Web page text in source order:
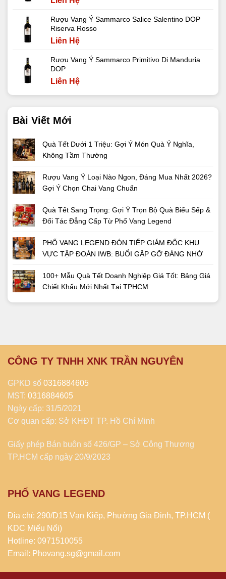
Rượu Vang Ý Sammarco Salice Salentino DOP
Riserva Rosso
Liên Hệ
Rượu Vang Ý Sammarco Primitivo Di Manduria
DOP
Liên Hệ
Bài Viết Mới
Quà Tết Dưới 1 Triệu: Gợi Ý Món Quà Ý Nghĩa,
Không Tầm Thường
Rượu Vang Ý Loại Nào Ngon, Đáng Mua Nhất 2026?
Gợi Ý Chọn Chai Vang Chuẩn
Quà Tết Sang Trọng: Gợi Ý Trọn Bộ Quà Biếu Sếp &
Đối Tác Đẳng Cấp Từ Phố Vang Legend
PHỐ VANG LEGEND ĐÓN TIẾP GIÁM ĐỐC KHU
VỰC TẬP ĐOÀN IWB: BUỔI GẶP GỠ ĐÁNG NHỚ
100+ Mẫu Quà Tết Doanh Nghiệp Giá Tốt: Bảng Giá
Chiết Khấu Mới Nhất Tại TPHCM
CÔNG TY TNHH XNK TRẦN NGUYÊN
GPKD số 0316884605
MST: 0316884605
Ngày cấp: 31/5/2021
Cơ quan cấp: Sở KHĐT TP. Hồ Chí Minh
Giấy phép Bán buôn số 426/GP – Sở Công Thương
TP.HCM cấp ngày 20/9/2023
PHỐ VANG LEGEND
Địa chỉ: 290/D15 Vạn Kiếp, Phường Gia Định, TP.HCM (
KDC Miếu Nổi)
Hotline: 0971510055
Email: Phovang.sg@gmail.com